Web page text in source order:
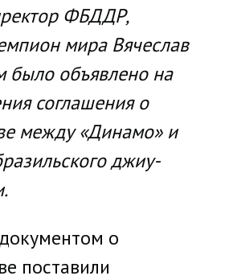
ФБДДР,
мира Вячеслав
было объявлено на
соглашения о
между «Динамо» и
джиу-
о
поставили